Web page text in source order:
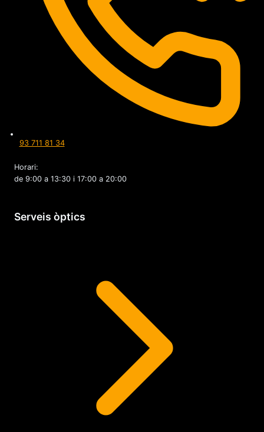
93 711 81 34
Horari:
de 9:00 a 13:30 i 17:00 a 20:00
Serveis òptics